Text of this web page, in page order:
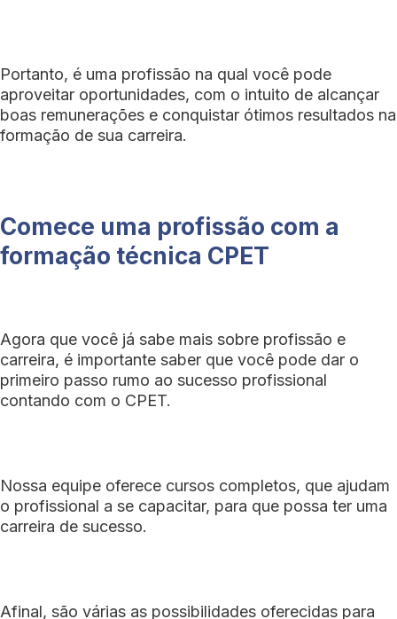
Portanto, é uma profissão na qual você pode
aproveitar oportunidades, com o intuito de alcançar
boas remunerações e conquistar ótimos resultados na
formação de sua carreira.
Comece uma profissão com a
formação técnica CPET
Agora que você já sabe mais sobre profissão e
carreira, é importante saber que você pode dar o
primeiro passo rumo ao sucesso profissional
contando com o CPET.
Nossa equipe oferece cursos completos, que ajudam
o profissional a se capacitar, para que possa ter uma
carreira de sucesso.
Afinal, são várias as possibilidades oferecidas para